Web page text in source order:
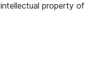
property of